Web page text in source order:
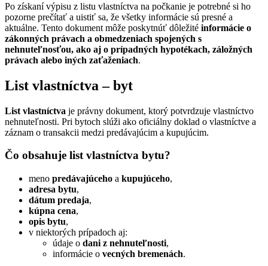
Po získaní výpisu z listu vlastníctva na počkanie je potrebné si ho
pozorne prečítať a uistiť sa, že všetky informácie sú presné a
aktuálne. Tento dokument môže poskytnúť dôležité informácie o
zákonných právach a obmedzeniach spojených s
nehnuteľnosťou, ako aj o prípadných hypotékach, záložných
právach alebo iných zaťaženiach.
List vlastníctva – byt
List vlastníctva je právny dokument, ktorý potvrdzuje vlastníctvo
nehnuteľnosti. Pri bytoch slúži ako oficiálny doklad o vlastníctve a
záznam o transakcii medzi predávajúcim a kupujúcim.
Čo obsahuje list vlastníctva bytu?
meno predávajúceho a kupujúceho,
adresa bytu,
dátum predaja,
kúpna cena,
opis bytu,
v niektorých prípadoch aj:
údaje o dani z nehnuteľnosti,
informácie o vecných bremenách.